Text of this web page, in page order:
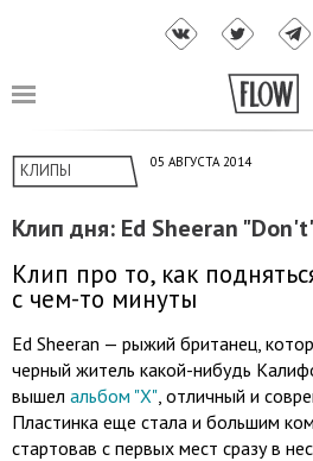
КЛИПЫ 05 АВГУСТА 2014
Клип дня: Ed Sheeran
Клип про то, как
с чем-то минуты
Ed Sheeran — рыжий британец,
черный житель какой-нибудь
вышел альбом "X" , отличный и
Пластинка еще стала и большим
стартовав с первых мест сразу в